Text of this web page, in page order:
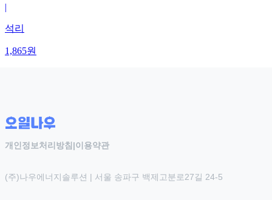
|
석리
1,865원
개인정보처리방침 |이용약관
(주)나우에너지솔루션 | 서울 송파구 백제고분로27길 24-5